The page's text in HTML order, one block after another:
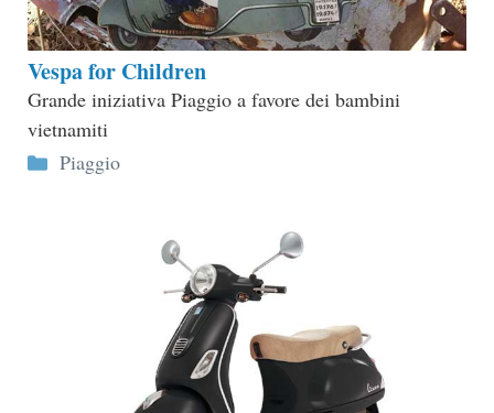
Vespa for Children
Grande iniziativa Piaggio a favore dei bambini
vietnamiti
Categorie
Piaggio